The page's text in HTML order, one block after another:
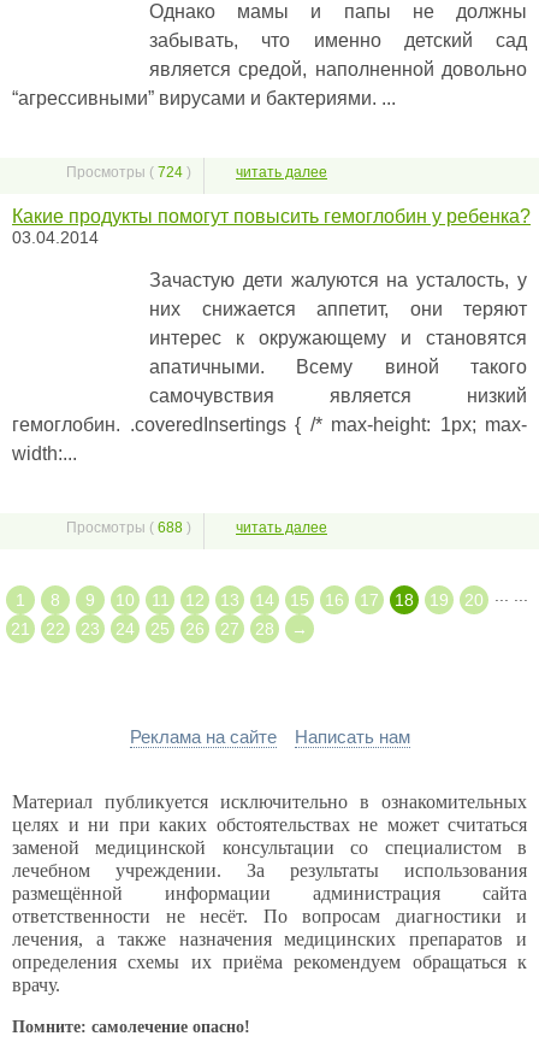
Однако мамы и папы не должны
забывать, что именно детский сад
является средой, наполненной довольно
“агрессивными” вирусами и бактериями. ...
Просмотры ( 724 ) читать далее
Какие продукты помогут повысить гемоглобин у ребенка?
03.04.2014
Зачастую дети жалуются на усталость, у
них снижается аппетит, они теряют
интерес к окружающему и становятся
апатичными. Всему виной такого
самочувствия является низкий
гемоглобин. .coveredInsertings { /* max-height: 1px; max-
width:...
Просмотры ( 688 ) читать далее
1 8 9 10 11 12 13 14 15 16 17 18 19
20
21
22 23 24 25 26 27 28
→
Реклама на сайте Написать нам
Материал публикуется исключительно в ознакомительных
целях и ни при каких обстоятельствах не может считаться
заменой медицинской консультации со специалистом в
лечебном учреждении. За результаты использования
размещённой информации администрация сайта
ответственности не несёт. По вопросам диагностики и
лечения, а также назначения медицинских препаратов и
определения схемы их приёма рекомендуем обращаться к
врачу.
Помните: самолечение опасно!